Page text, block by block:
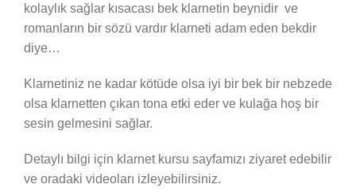
kolaylık sağlar kısacası bek klarnetin beynidir ve
romanların bir sözü vardır klarneti adam eden bekdir
diye…
Klarnetiniz ne kadar kötüde olsa iyi bir bek bir nebzede
olsa klarnetten çıkan tona etki eder ve kulağa hoş bir
sesin gelmesini sağlar.
Detaylı bilgi için klarnet kursu sayfamızı ziyaret edebilir
ve oradaki videoları izleyebilirsiniz.